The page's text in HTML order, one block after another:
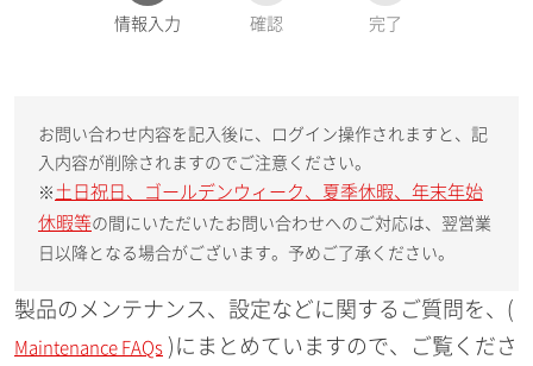
現
情報入力 確認 完了
お問い合わせ内容を記入後に、ログイン操作されますと、記
入内容が削除されますのでご注意ください。
※ 土日祝日、ゴールデンウィーク、夏季休暇、年末年始
休暇等の間にいただいたお問い合わせへのご対応は、翌営業
日以降となる場合がございます。予めご了承ください。
製品のメンテナンス、設定などに関するご質問を、(
Maintenance FAQs )にまとめていますので、ご覧くださ